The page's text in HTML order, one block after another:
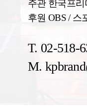
주관 한국프
후원 OBS / 스
T. 02-518-
M.